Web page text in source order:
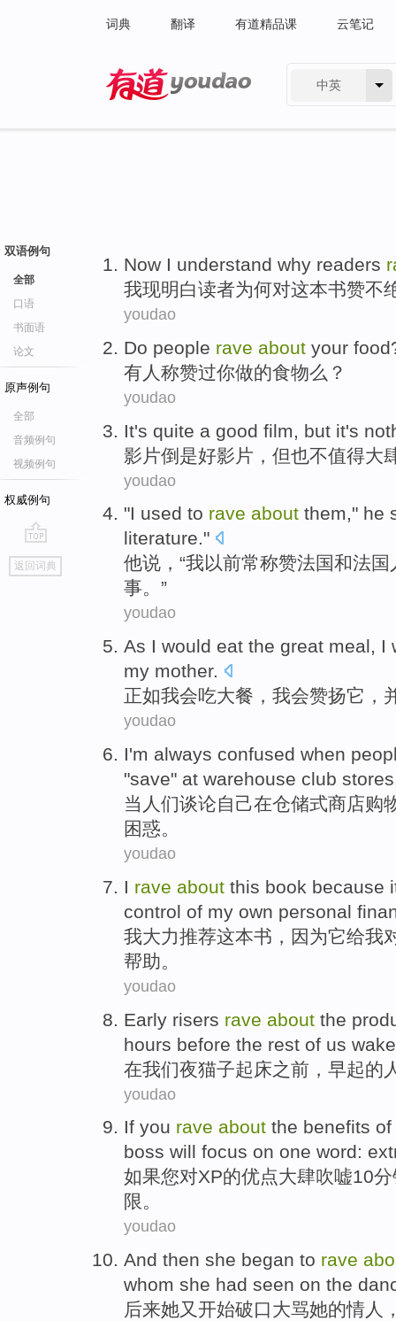
词典 翻译 有道精品课 云笔记
中英
双语例句
全部
口语
书面语
论文
原声例句
全部
音频例句
视频例句
权威例句
go
top
返回词典
Now I understand why readers
我现明白读者为何对这本书赞不
youdao
Do people rave about your food
有人 称赞过你做的食物么？
youdao
It's quite a good film but it's
影片倒是好影片， 但也不值得大
youdao
"I used to rave about them," he
literature."
他说 ，“我以前常称赞法国和法国
事。”
youdao
As I would eat the great meal, I
my mother.
正如我会吃大餐 ，我会赞扬它 ，
youdao
I'm always confused when
"save" at warehouse club stores
当 人们谈论自己在仓储式商店购
困惑。
youdao
I rave about this book because
control of my own personal
我大力推荐这本书， 因为它给我
帮助。
youdao
Early risers rave about the
hours before the rest of us
在我们夜猫子起床之前 ， 早起的
youdao
If you rave about the benefits of
boss will focus on one word:
如果您对XP的优点大肆吹嘘10
限。
youdao
And then she began to rave
whom she had seen on the
后来她又 开始破口大骂她的情人